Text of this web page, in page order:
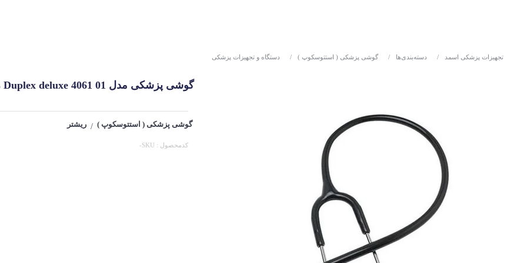
تجهیزات پزشکی اسمد / دسته‌بندی‌ها / گوشی پزشکی ( استتوسکوپ ) / دستگاه و تجهیزات پزشکی
گوشی پزشکی مدل Duplex deluxe 4061 01 ریشتر (Riester)
گوشی پزشکی ( استتوسکوپ ) / ریشتر
کدمحصول : SKU-